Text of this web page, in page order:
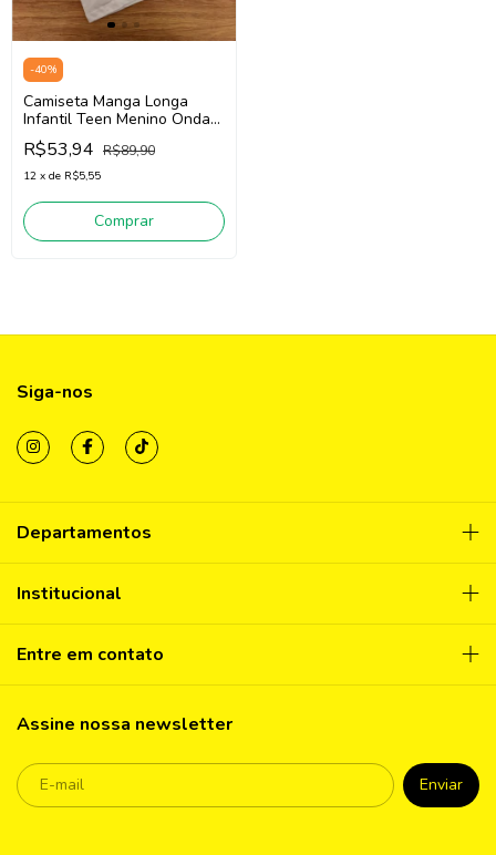
-40%
Camiseta Manga Longa
Infantil Teen Menino Onda
Marinha 5261012 (Branco)
R$53,94 R$89,90
12 x de R$5,55
Comprar
Siga-nos
Departamentos
Institucional
Entre em contato
Assine nossa newsletter